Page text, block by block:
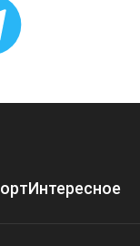
Интересное